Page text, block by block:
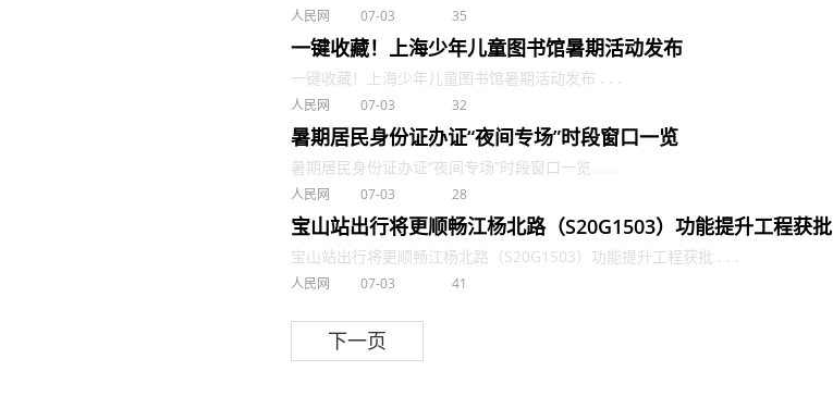
人民网 07-03 35
一键收藏！上海少年儿童图书馆暑期活动发布
一键收藏！上海少年儿童图书馆暑期活动发布 . . .
人民网 07-03 32
暑期居民身份证办证“夜间专场”时段窗口一览
暑期居民身份证办证“夜间专场”时段窗口一览 . . .
人民网 07-03 28
宝山站出行将更顺畅江杨北路（S20G1503）功能提升工程获批
宝山站出行将更顺畅江杨北路（S20G1503）功能提升工程获批 . . .
人民网 07-03 41
下一页